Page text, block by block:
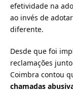
efetividade na
ao invés de
diferente.
Desde que foi
reclamações
Coimbra contou
chamadas